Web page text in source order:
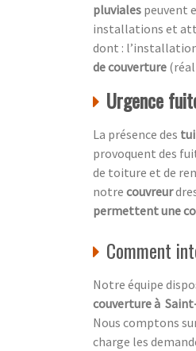
pluviales peuvent
installations et
dont :
de couverture
Urgence
La présence des
provoquent des
de toiture et de
notre couvreur
permettent une
Comment
Notre équipe
couverture à
Nous comptons
charge les